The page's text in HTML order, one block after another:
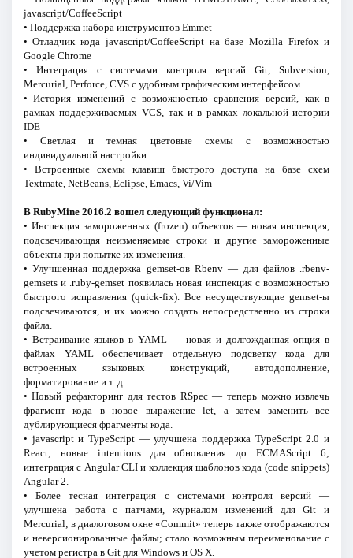
javascript/CoffeeScript
• Поддержка набора инструментов Emmet
• Отладчик кода javascript/CoffeeScript на базе Mozilla Firefox и
Google Chrome
• Интеграция с системами контроля версий Git, Subversion,
Mercurial, Perforce, CVS с удобным графическим интерфейсом
• История изменений с возможностью сравнения версий, как в
рамках поддерживаемых VCS, так и в рамках локальной истории
IDE
• Светлая и темная цветовые схемы с возможностью
индивидуальной настройки
• Встроенные схемы клавиш быстрого доступа на базе схем
Textmate, NetBeans, Eclipse, Emacs, Vi/Vim
В RubyMine 2016.2 вошел следующий функционал:
• Инспекция замороженных (frozen) объектов — новая инспекция,
подсвечивающая неизменяемые строки и другие замороженные
объекты при попытке их изменения.
• Улучшенная поддержка gemset-ов Rbenv — для файлов .rbenv-
gemsets и .ruby-gemset появилась новая инспекция с возможностью
быстрого исправления (quick-fix). Все несуществующие gemset-ы
подсвечиваются, и их можно создать непосредственно из строки
файла.
• Встраивание языков в YAML — новая и долгожданная опция в
файлах YAML обеспечивает отдельную подсветку кода для
встроенных языковых конструкций, автодополнение,
форматирование и т. д.
• Новый рефакторинг для тестов RSpec — теперь можно извлечь
фрагмент кода в новое выражение let, а затем заменить все
дублирующиеся фрагменты кода.
• javascript и TypeScript — улучшена поддержка TypeScript 2.0 и
React; новые intentions для обновления до ECMAScript 6;
интеграция с Angular CLI и коллекция шаблонов кода (code snippets)
Angular 2.
• Более тесная интеграция с системами контроля версий —
улучшена работа с патчами, журналом изменений для Git и
Mercurial; в диалоговом окне «Commit» теперь также отображаются
и неверсионированные файлы; стало возможным переименование с
учетом регистра в Git для Windows и OS X.